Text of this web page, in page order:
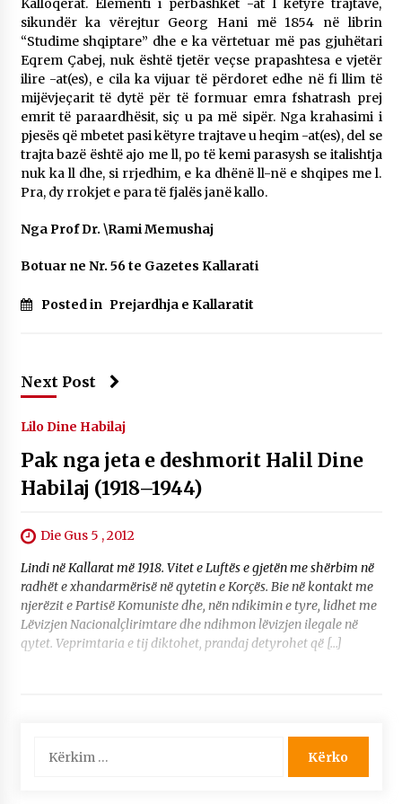
Kalloqerat. Elementi i përbashkët -at I këtyre trajtave,
sikundër ka vërejtur Georg Hani më 1854 në librin
“Studime shqiptare” dhe e ka vërtetuar më pas gjuhëtari
Eqrem Çabej, nuk është tjetër veçse prapashtesa e vjetër
ilire -at(es), e cila ka vijuar të përdoret edhe në fi llim të
mijëvjeçarit të dytë për të formuar emra fshatrash prej
emrit të paraardhësit, siç u pa më sipër. Nga krahasimi i
pjesës që mbetet pasi këtyre trajtave u heqim -at(es), del se
trajta bazë është ajo me ll, po të kemi parasysh se italishtja
nuk ka ll dhe, si rrjedhim, e ka dhënë ll-në e shqipes me l.
Pra, dy rrokjet e para të fjalës janë kallo.
Nga Prof Dr. \Rami Memushaj
Botuar ne Nr. 56 te Gazetes Kallarati
Posted in Prejardhja e Kallaratit
Next Post
Lilo Dine Habilaj
Pak nga jeta e deshmorit Halil Dine
Habilaj (1918–1944)
Die Gus 5 , 2012
Lindi në Kallarat më 1918. Vitet e Luftës e gjetën me shërbim në
radhët e xhandarmërisë në qytetin e Korçës. Bie në kontakt me
njerëzit e Partisë Komuniste dhe, nën ndikimin e tyre, lidhet me
Lëvizjen Nacionalçlirimtare dhe ndihmon lëvizjen ilegale në
qytet. Veprimtaria e tij diktohet, prandaj detyrohet që […]
për: